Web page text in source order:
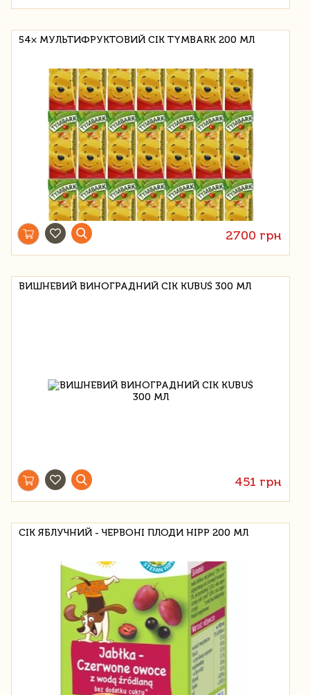
54× МУЛЬТИФРУКТОВИЙ СІК TYMBARK 200 МЛ
2700 грн
ВИШНЕВИЙ ВИНОГРАДНИЙ СІК KUBUŚ 300 МЛ
451 грн
СІК ЯБЛУЧНИЙ - ЧЕРВОНІ ПЛОДИ HIPP 200 МЛ